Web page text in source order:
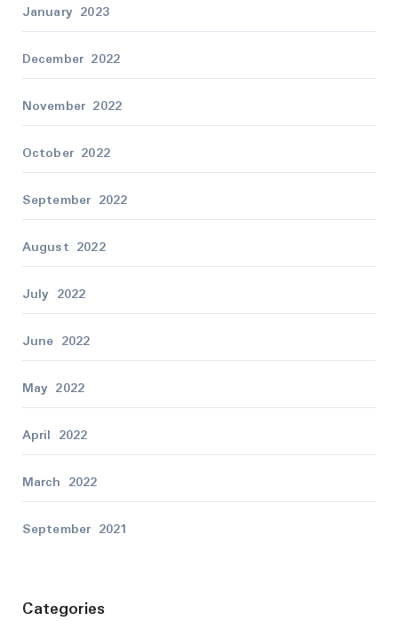
January 2023
December 2022
November 2022
October 2022
September 2022
August 2022
July 2022
June 2022
May 2022
April 2022
March 2022
September 2021
Categories